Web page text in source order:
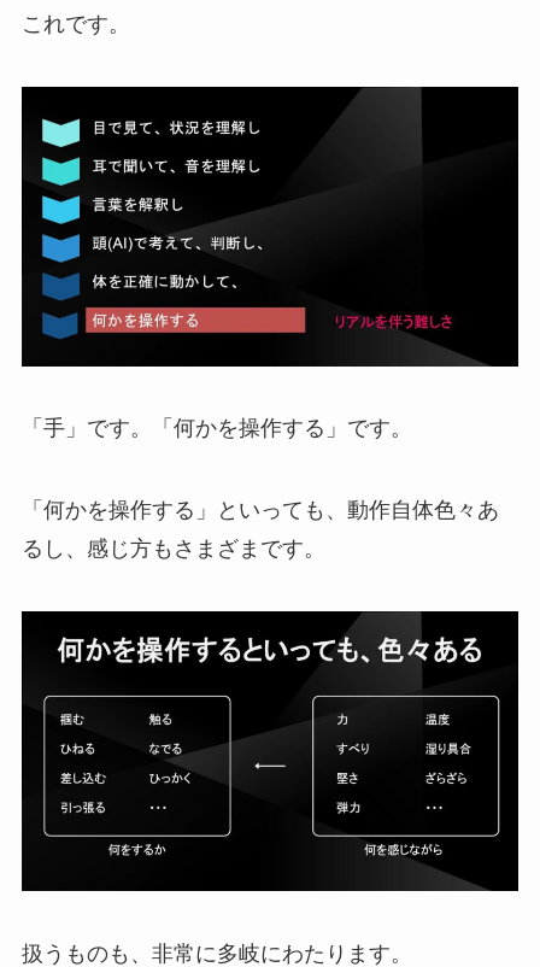
これです。
「手」です。「何かを操作する」です。
「何かを操作する」といっても、動作自体色々あ
るし、感じ方もさまざまです。
扱うものも、非常に多岐にわたります。